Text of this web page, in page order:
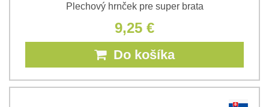
Plechový hrnček pre super brata
9,25 €
Do košíka